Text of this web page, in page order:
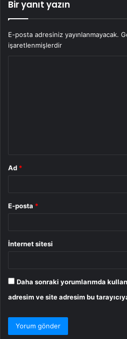
Bir yanıt yazın
E-posta adresiniz yayınlanmayacak.
işaretlenmişlerdir
Ad *
E-posta *
İnternet sitesi
Daha sonraki yorumlarımda
adresim ve site adresim bu